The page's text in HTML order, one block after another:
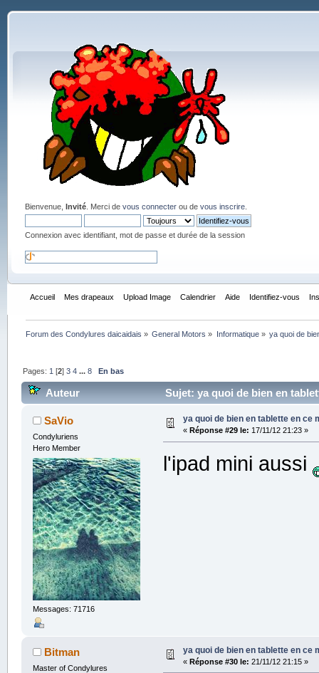
Bienvenue, Invité. Merci de vous connecterou de vous inscrire.
Connexion avec identifiant, mot de passe et durée de la session
Accueil Mes drapeaux Upload Image Calendrier Aide Identifiez-vous
Forum des Condylures daicaidais » General Motors » Informatique» ya quoi de
Pages: 1 [2]3 4 ...8 En bas
Auteur Sujet: ya quoi de bien en
SaVio
Condyluriens
Hero Member
Messages: 71716
ya quoi de bien en tablette en ce
« Réponse #29 le: 17/11/12 21:23 »
l'ipad mini aussi
Bitman
Master of Condylures
ya quoi de bien en tablette en ce
« Réponse #30 le: 21/11/12 21:15 »